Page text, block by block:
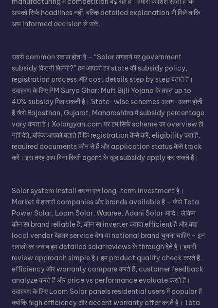
आपको सिर्फ headlines नहीं, बल्कि detailed explanation भी मिले ताकि
आप informed decision ले सकें।
सबसे common सवाल होता है – “Solar लगवाने पर government
subsidy कितनी मिलेगी?” हम आपको हर state की subsidy policy,
registration process और cost details step by step बताते हैं।
उदाहरण के लिए PM Surya Ghar: Muft Bijli Yojana के तहत up to
40% subsidy मिल सकती है। State-wise schemes अलग-अलग होती
हैं जैसे Rajasthan, Gujarat, Maharashtra में subsidy percentage
vary करता है। Xolargyan.com पर हम सिर्फ scheme का overview ही
नहीं देते, बल्कि आपको बताते हैं कि registration कैसे करें, eligibility क्या है,
required documents कौन से हैं और application status कैसे track
करें। इस तरह आप बिना किसी agent के खुद subsidy apply कर सकते हैं।
Solar system install करना एक long-term investment है।
Market में हजारों companies और brands available हैं – जैसे Tata
Power Solar, Loom Solar, Waaree, Adani Solar आदि। लेकिन
कौन सा brand reliable है, कौन सा inverter ज्यादा efficient है और क्या
local vendor बेहतर service देगा या national brand चुनना चाहिए – इन
सवालों का जवाब हम detailed solar reviews के through देते हैं। हमारी
review approach simple है। हम product quality check करते हैं,
efficiency और warranty compare करते हैं, customer feedback
analyze करते हैं और price vs performance evaluate करते हैं।
उदाहरण के लिए Loom Solar panels residential users में popular हैं
क्योंकि high efficiency और decent warranty offer करते हैं। Tata